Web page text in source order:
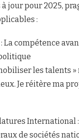
jour pour 2025,
:
: La compétence
les talents »
Je réitère ma
International
de sociétés